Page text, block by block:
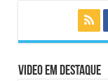
Video em Destaque